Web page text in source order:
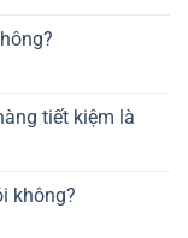
tiết kiệm là
không?